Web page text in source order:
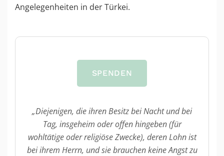
Angelegenheiten in der Türkei.
SPENDEN
„Diejenigen, die ihren Besitz bei Nacht und bei
Tag, insgeheim oder offen hingeben (für
wohltätige oder religiöse Zwecke), deren Lohn ist
bei ihrem Herrn, und sie brauchen keine Angst zu